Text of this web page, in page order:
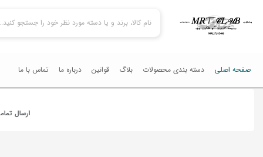
صفحه اصلی دسته بندی محصولات بلاگ قوانین درباره ما تماس با ما
ارسال تمامي